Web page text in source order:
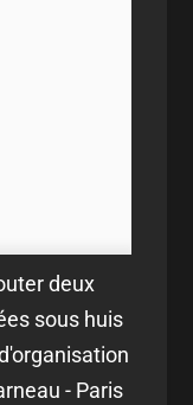
deux
sous huis
- Paris